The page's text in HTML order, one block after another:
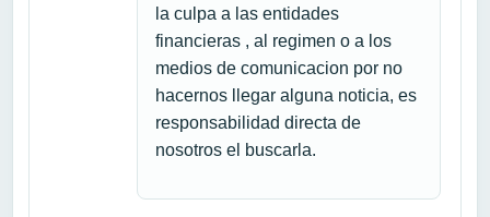
la culpa a las entidades
financieras , al regimen o a los
medios de comunicacion por no
hacernos llegar alguna noticia, es
responsabilidad directa de
nosotros el buscarla.